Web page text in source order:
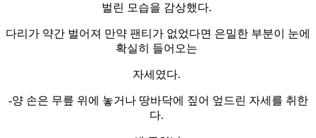
벌린 모습을 감상했다.
다리가 약간 벌어져 만약 팬티가 없었다면 은밀한 부분이 눈에
확실히 들어오는
자세였다.
-양 손은 무릎 위에 놓거나 땅바닥에 짚어 엎드린 자세를 취한
다.